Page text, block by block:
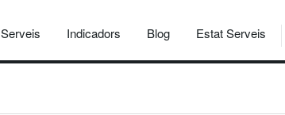
Serveis Indicadors Blog Estat Serveis